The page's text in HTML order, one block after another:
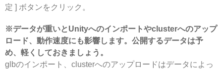
定 ] ボタンをクリック。
※データが重いとUnityへのインポートやclusterへのアップ
ロード、動作速度にも影響します。公開するデータは予
め、軽くしておきましょう。
glbのインポート、clusterへのアップロードはデータによっ